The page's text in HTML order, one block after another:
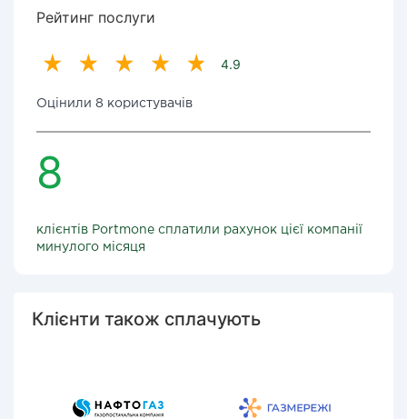
Рейтинг послуги
4.9
Оцінили 8 користувачів
8
клієнтів Portmone сплатили рахунок цієї компанії
минулого місяця
Клієнти також сплачують